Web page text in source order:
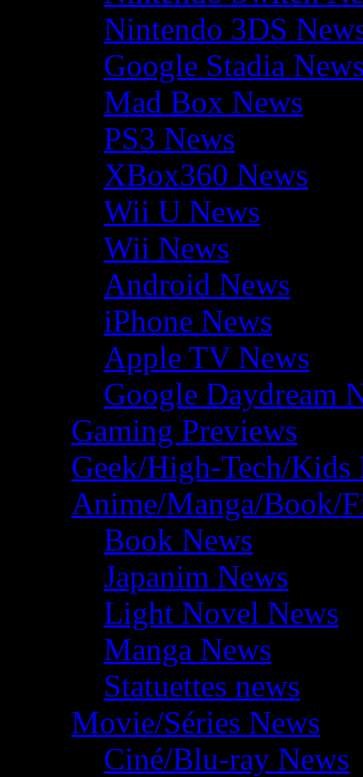
Nintendo 3DS
Google Stadia
Mad Box News
PS3 News
XBox360 News
Wii U News
Wii News
Android News
iPhone News
Apple TV News
Google Daydream
Gaming Previews
Geek/High-Tech/Kids
Anime/Manga/Book/
Book News
Japanim News
Light Novel News
Manga News
Statuettes news
Movie/Séries News
Ciné/Blu-ray News